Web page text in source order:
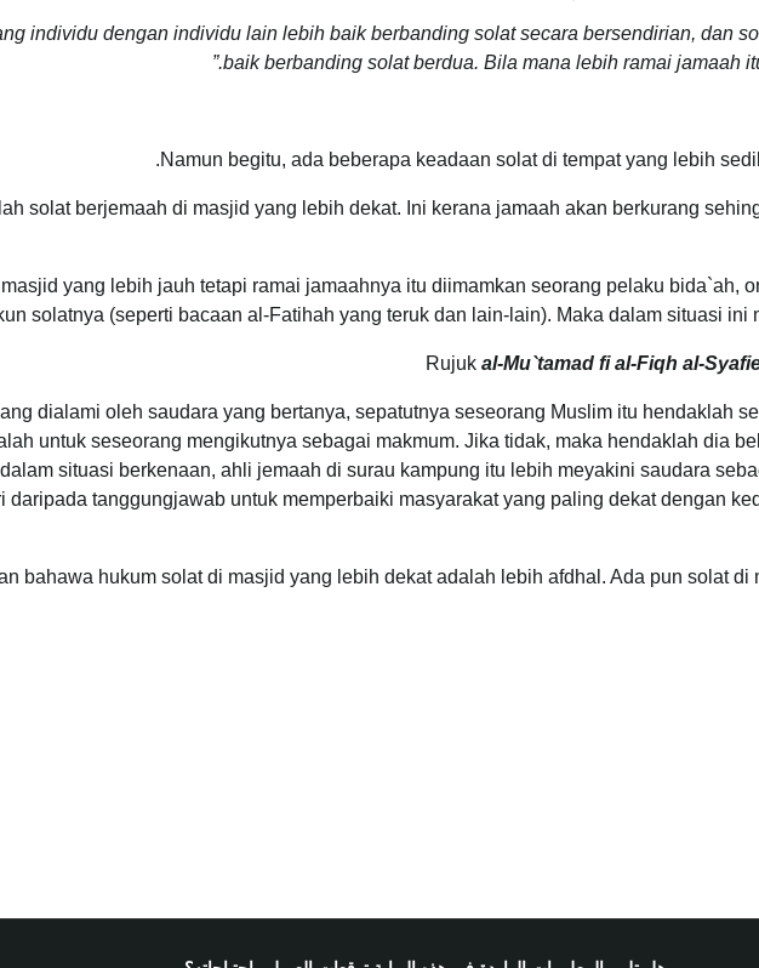
individu dengan individu lain lebih baik berbanding solat secara bersendirian, dan
baik berbanding solat berdua. Bila mana lebih ramai jamaah
Namun begitu, ada beberapa keadaan solat di tempat yang lebih
solat berjemaah di masjid yang lebih dekat. Ini kerana jamaah akan berkurang
yang lebih jauh tetapi ramai jamaahnya itu diimamkan seorang pelaku bida`ah,
solatnya (seperti bacaan al-Fatihah yang teruk dan lain-lain). Maka dalam situasi ini
Rujuk al-Mu`tamad fi al-Fiqh al-
dialami oleh saudara yang bertanya, sepatutnya seseorang Muslim itu hendaklah
untuk seseorang mengikutnya sebagai makmum. Jika tidak, maka hendaklah dia
situasi berkenaan, ahli jemaah di surau kampung itu lebih meyakini saudara
daripada tanggungjawab untuk memperbaiki masyarakat yang paling dekat dengan
bahawa hukum solat di masjid yang lebih dekat adalah lebih afdhal. Ada pun solat